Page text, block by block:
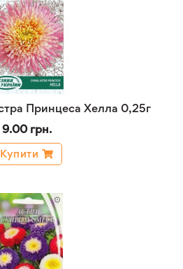
Принцеса Хелла 0,25г
9.00 грн.
Купити